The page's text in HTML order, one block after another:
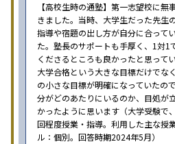
【高校生時の通塾】第一志望校に無
きました。当時、大学生だった先生
指導や宿題の出し方が自分に合って
た。塾長のサポートも手厚く、1対1
くださるところも良かったと思ってい
大学合格という大きな目標だけでな
の小さな目標が明確になっていたの
分がどのあたりにいるのか、目処が
かったように思います（大学受験で
回程度授業・指導。利用した主な授
ル：個別。回答時期2024年5月）